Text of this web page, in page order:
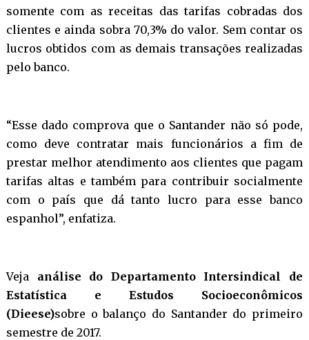
somente com as receitas das tarifas cobradas dos
clientes e ainda sobra 70,3% do valor. Sem contar os
lucros obtidos com as demais transações realizadas
pelo banco.
“Esse dado comprova que o Santander não só pode,
como deve contratar mais funcionários a fim de
prestar melhor atendimento aos clientes que pagam
tarifas altas e também para contribuir socialmente
com o país que dá tanto lucro para esse banco
espanhol”, enfatiza.
Veja análise do Departamento Intersindical de
Estatística e Estudos Socioeconômicos
(Dieese)sobre o balanço do Santander do primeiro
semestre de 2017.